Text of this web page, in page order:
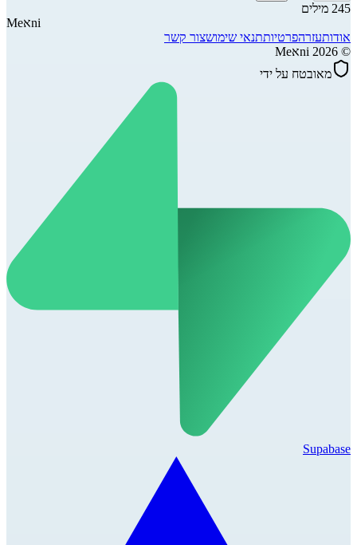
245 מילים
Meאni
אודותעזרהפרטיותתנאי שימושצור קשר
©
2026 Meאni
מאובטח על ידי
Supabase